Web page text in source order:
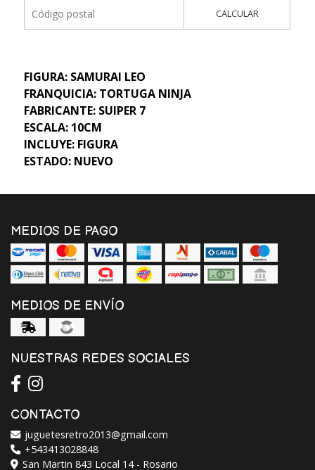
CALCULAR
FIGURA: SAMURAI LEO
FRANQUICIA: TORTUGA NINJA
FABRICANTE: SUIPER 7
ESCALA: 10CM
INCLUYE: FIGURA
ESTADO: NUEVO
MEDIOS DE PAGO
MEDIOS DE ENVÍO
NUESTRAS REDES SOCIALES
CONTACTO
juguetesretro2013@gmail.com
+543413028848
San Martin 843 Local 14 - Rosario